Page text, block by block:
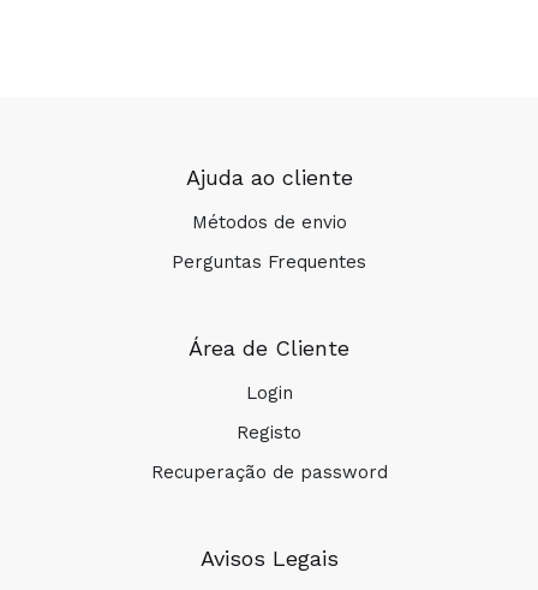
Ajuda ao cliente
Métodos de envio
Perguntas Frequentes
Área de Cliente
Login
Registo
Recuperação de password
Avisos Legais